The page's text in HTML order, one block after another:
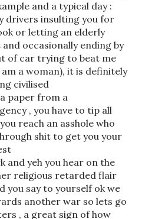
and a typical day :
drivers insulting you for
or letting an elderly
occasionally ending by
of car trying to beat me
am a woman), it is definitely
civilised
paper from a
, you have to tip all
reach an asshole who
shit to get you your
and yeh you hear on the
religious retarded flair
you say to yourself ok we
another war so lets go
, a great sign of how